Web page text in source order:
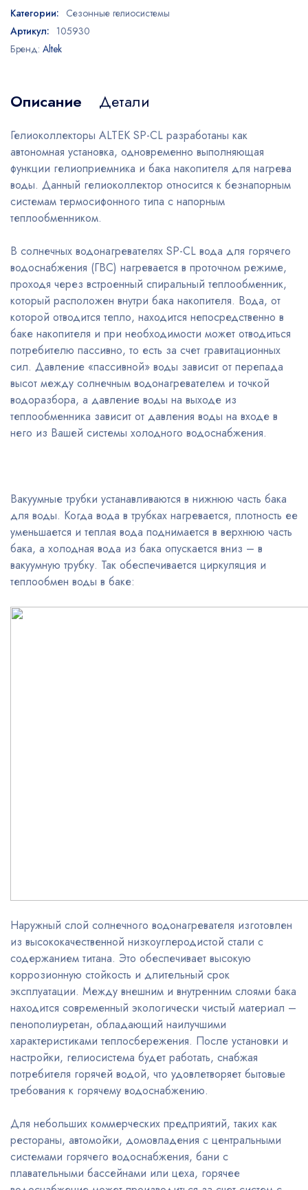
Категории: Сезонные гелиосистемы
Артикул: 105930
Бренд: Altek
Описание Детали
Гелиоколлекторы ALTEK SP-CL разработаны как
автономная установка, одновременно выполняющая
функции гелиоприемника и бака накопителя для нагрева
воды. Данный гелиоколлектор относится к безнапорным
системам термосифонного типа с напорным
теплообменником.
В солнечных водонагревателях SP-CL вода для горячего
водоснабжения (ГВС) нагревается в проточном режиме,
проходя через встроенный спиральный теплообменник,
который расположен внутри бака накопителя. Вода, от
которой отводится тепло, находится непосредственно в
баке накопителя и при необходимости может отводиться
потребителю пассивно, то есть за счет гравитационных
сил. Давление «пассивной» воды зависит от перепада
высот между солнечным водонагревателем и точкой
водоразбора, а давление воды на выходе из
теплообменника зависит от давления воды на входе в
него из Вашей системы холодного водоснабжения.
Вакуумные трубки устанавливаются в нижнюю часть бака
для воды. Когда вода в трубках нагревается, плотность ее
уменьшается и теплая вода поднимается в верхнюю часть
бака, а холодная вода из бака опускается вниз – в
вакуумную трубку. Так обеспечивается циркуляция и
теплообмен воды в баке:
Наружный слой солнечного водонагревателя изготовлен
из высококачественной низкоуглеродистой стали с
содержанием титана. Это обеспечивает высокую
коррозионную стойкость и длительный срок
эксплуатации. Между внешним и внутренним слоями бака
находится современный экологически чистый материал –
пенополиуретан, обладающий наилучшими
характеристиками теплосбережения. После установки и
настройки, гелиосистема будет работать, снабжая
потребителя горячей водой, что удовлетворяет бытовые
требования к горячему водоснабжению.
Для небольших коммерческих предприятий, таких как
рестораны, автомойки, домовладения с центральными
системами горячего водоснабжения, бани с
плавательными бассейнами или цеха, горячее